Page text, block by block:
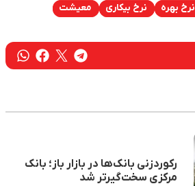
نرخ بهره نرخ بیکاری معیشت
رکوردزنی بانک‌ها در بازار باز؛ بانک
مرکزی سخت‌گیرتر شد